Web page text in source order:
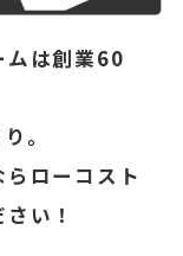
ムは創業60
。
ローコスト
い！